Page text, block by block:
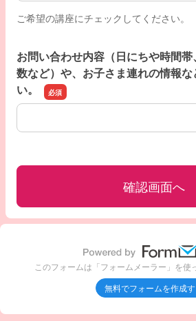
ご希望の講座にチェックしてください。
お問い合わせ内容（日にちや時間
数など）や、お子さま連れの情報
い。
お問い合わせ内容（日にちや時間
このフォームは「フォームメーラー」を使
無料でフォームを作成